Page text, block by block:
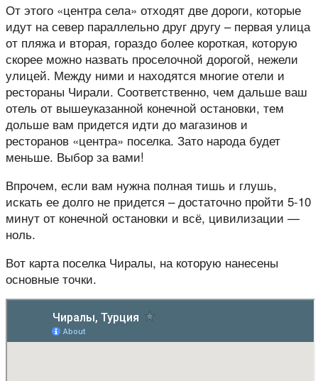
От этого «центра села» отходят две дороги, которые
идут на север параллельно друг другу – первая улица
от пляжа и вторая, гораздо более короткая, которую
скорее можно назвать проселочной дорогой, нежели
улицей. Между ними и находятся многие отели и
рестораны Чирали. Соответственно, чем дальше ваш
отель от вышеуказанной конечной остановки, тем
дольше вам придется идти до магазинов и
ресторанов «центра» поселка. Зато народа будет
меньше. Выбор за вами!
Впрочем, если вам нужна полная тишь и глушь,
искать ее долго не придется – достаточно пройти 5-10
минут от конечной остановки и всё, цивилизации —
ноль.
Вот карта поселка Чиралы, на которую нанесены
основные точки.